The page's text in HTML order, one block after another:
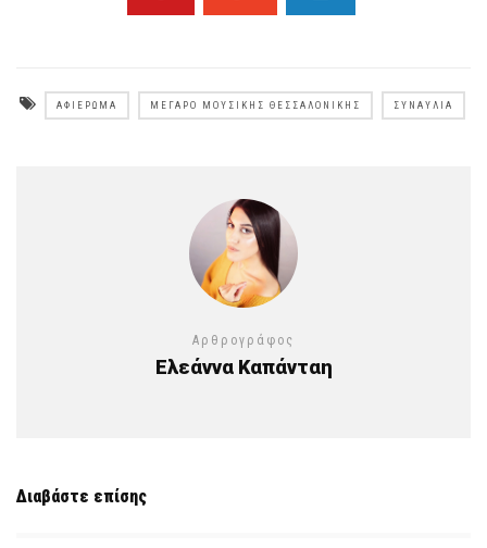
ΑΦΙΈΡΩΜΑ ΜΈΓΑΡΟ ΜΟΥΣΙΚΉΣ ΘΕΣΣΑΛΟΝΊΚΗΣ ΣΥΝΑΥΛΊΑ
Αρθρογράφος
Ελεάννα Καπάνταη
Διαβάστε επίσης